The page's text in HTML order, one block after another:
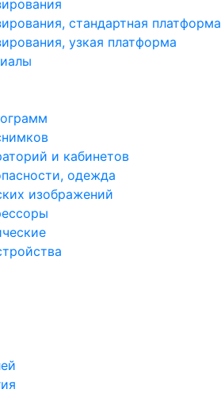
стандартная платформа
узкая платформа
и кабинетов
одежда
изображений